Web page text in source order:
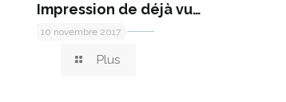
10 novembre 2017
Impression de déjà vu…
Plus